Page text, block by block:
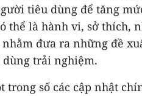
tiêu dùng để tăng
thể là hành vi, sở thích,
đưa ra những đề
trải nghiệm.
trong số các cập nhật